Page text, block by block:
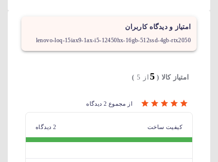
امتیاز و دیدگاه کاربران
lenovo-loq-15iax9-1ax-i5-12450hx-16gb-512ssd-4gb-rtx2050
امتیاز کالا (5 از 5 )
از مجموع 2 دیدگاه
کیفیت ساخت 2 دیدگاه